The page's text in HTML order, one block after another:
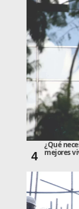
4
¿Qué
mejores